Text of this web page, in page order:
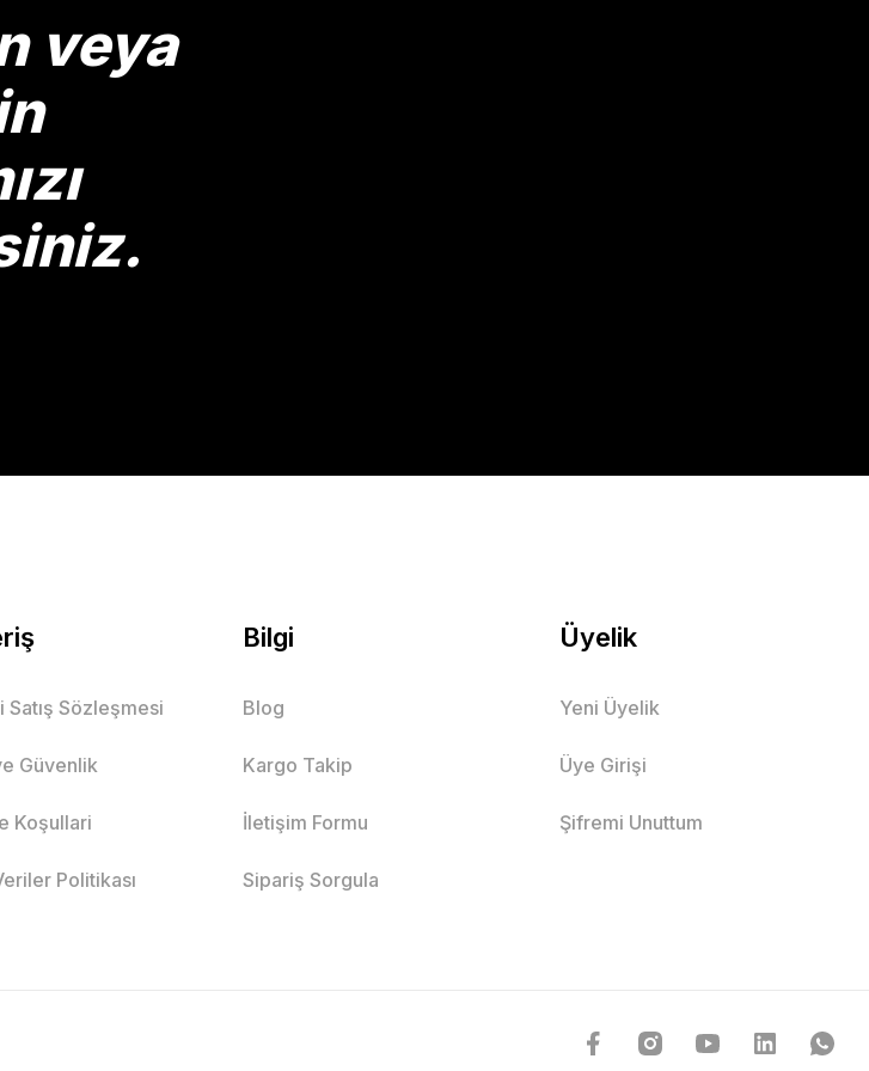
Gönder
veya
Satış Sözleşmesi
Güvenlik
Koşullari
Politikası
Bilgi
Blog
Kargo Takip
İletişim Formu
Sipariş Sorgula
Üyelik
Yeni Üyelik
Üye Girişi
Şifremi Unuttum